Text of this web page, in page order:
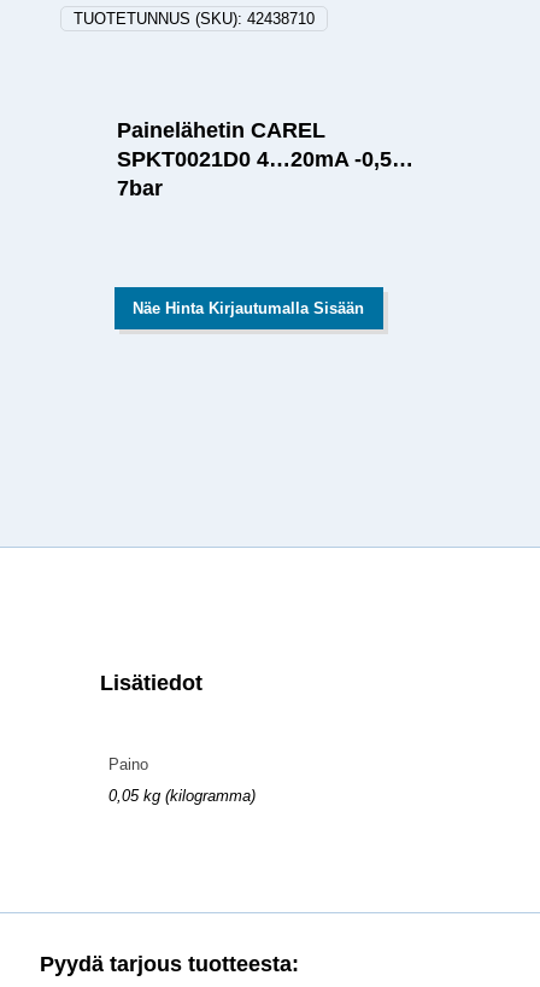
TUOTETUNNUS (SKU): 42438710
Painelähetin CAREL
SPKT0021D0 4…20mA -0,5…
7bar
Näe Hinta Kirjautumalla Sisään
Lisätiedot
Paino
0,05 kg (kilogramma)
Pyydä tarjous tuotteesta: